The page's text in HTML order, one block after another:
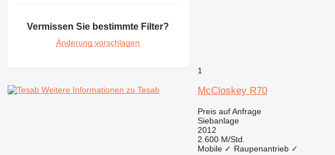
Vermissen Sie bestimmte Filter?
Änderung vorschlagen
Weitere Informationen zu Tesab
1
McCloskey R70
Preis auf Anfrage
Siebanlage
2012
2.600 M/Std.
Mobile ✓ Raupenantrieb ✓